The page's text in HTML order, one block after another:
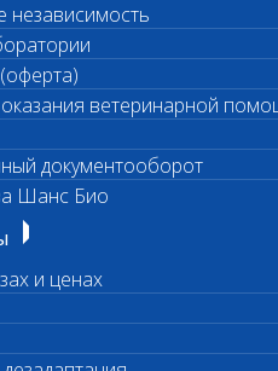
независимость
ветеринарной
документооборот
Шанс Био
и ценах